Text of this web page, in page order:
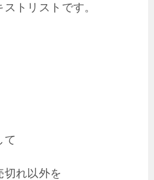
トリストです。
て
切れ以外を